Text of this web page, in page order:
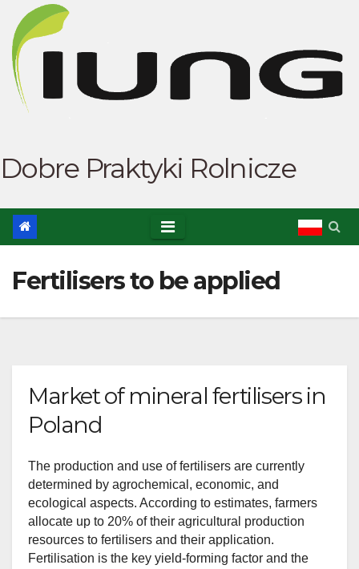
content
Dobre Praktyki Rolnicze
Fertilisers to be applied
Market of mineral fertilisers in
Poland
The production and use of fertilisers are currently
determined by agrochemical, economic, and
ecological aspects. According to estimates, farmers
allocate up to 20% of their agricultural production
resources to fertilisers and their application.
Fertilisation is the key yield-forming factor and the